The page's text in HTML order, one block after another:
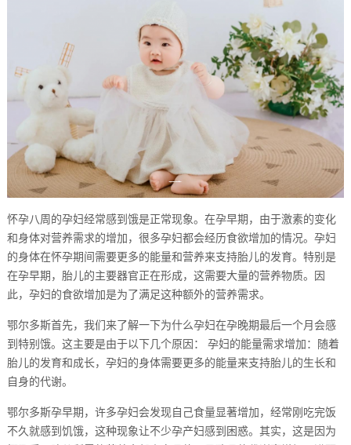
怀孕八周的孕妇经常感到饿是正常现象。在孕早期，由于激素的变化
和身体对营养需求的增加，很多孕妇都会经历食欲增加的情况。孕妇
的身体在怀孕期间需要更多的能量和营养来支持胎儿的发育。特别是
在孕早期，胎儿的主要器官正在形成，这需要大量的营养物质。因
此，孕妇的食欲增加是为了满足这种额外的营养需求。
鄂尔多斯首先，我们来了解一下为什么孕妇在孕晚期最后一个月会感
到特别饿。这主要是由于以下几个原因： 孕妇的能量需求增加：随着
胎儿的发育和成长，孕妇的身体需要更多的能量来支持胎儿的生长和
自身的代谢。
鄂尔多斯孕早期，许多孕妇会发现自己食量显著增加，经常刚吃完饭
不久就感到饥饿，这种现象让不少孕产妇感到困惑。其实，这是因为